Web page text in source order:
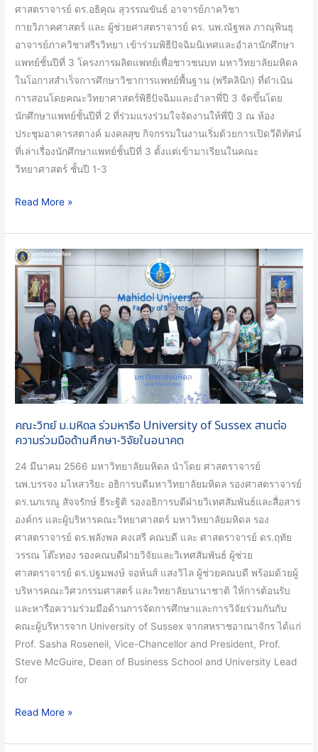
ศาสตราจารย์ ดร.อธิคุณ สุวรรณขันธ์ อาจารย์ภาควิชา
กายวิภาคศาสตร์ และ ผู้ช่วยศาสตราจารย์ ดร. นพ.ณัฐพล ภาณุพินธุ
อาจารย์ภาควิชาสรีรวิทยา เข้าร่วมพิธีปัจฉิมนิเทศและอำลานักศึกษา
แพทย์ชั้นปีที่ 3 โครงการผลิตแพทย์เพื่อชาวชนบท มหาวิทยาลัยมหิดล
ในโอกาสสำเร็จการศึกษาวิชาการแพทย์พื้นฐาน (พรีคลินิก) ที่ดำเนิน
การสอนโดยคณะวิทยาศาสตร์พิธีปัจฉิมและอำลาพี่ปี 3 จัดขึ้นโดย
นักศึกษาแพทย์ชั้นปีที่ 2 ที่ร่วมแรงร่วมใจจัดงานให้พี่ปี 3 ณ ห้อง
ประชุมอาคารสตางค์ มงคลสุข กิจกรรมในงานเริ่มด้วยการเปิดวีดิทัศน์
ที่เล่าเรื่องนักศึกษาแพทย์ชั้นปีที่ 3 ตั้งแต่เข้ามาเรียนในคณะ
วิทยาศาสตร์ ชั้นปี 1-3
ชั้น
ปี
ที่
3
ใน
โอกาส
สำเร็จ
การ
ศึกษา
วิชาการ
(พรี
คลินิก)
ดำเนิน
โดย
คณะ
วิทยาศาสตร์
ม.มหิดล
Read More »
คณะวิทย์ ม.มหิดล ร่วมหารือ University of Sussex สานต่อ
ความร่วมมือด้านศึกษา-วิจัยในอนาคต
24 มีนาคม 2566 มหาวิทยาลัยมหิดล นำโดย ศาสตราจารย์
นพ.บรรจง มไหสวริยะ อธิการบดีมหาวิทยาลัยมหิดล รองศาสตราจารย์
ดร.นภเรณู สัจจรักษ์ ธีระฐิติ รองอธิการบดีฝ่ายวิเทศสัมพันธ์และสื่อสาร
องค์กร และผู้บริหารคณะวิทยาศาสตร์ มหาวิทยาลัยมหิดล รอง
ศาสตราจารย์ ดร.พลังพล คงเสรี คณบดี และ ศาสตราจารย์ ดร.ฤทัย
วรรณ โต๊ะทอง รองคณบดีฝ่ายวิจัยและวิเทศสัมพันธ์ ผู้ช่วย
ศาสตราจารย์ ดร.ปฐมพงษ์ จอห์นส์ แสงวิไล ผู้ช่วยคณบดี พร้อมด้วยผู้
บริหารคณะวิศวกรรมศาสตร์ และวิทยาลัยนานาชาติ ให้การต้อนรับ
และหารือความร่วมมือด้านการจัดการศึกษาและการวิจัยร่วมกันกับ
คณะผู้บริหารจาก University of Sussex จากสหราชอาณาจักร ได้แก่
Prof. Sasha Roseneil, Vice-Chancellor and President, Prof.
Steve McGuire, Dean of Business School and University Lead
for
คณะ
วิทย์
ม.มหิดล
ร่วม
หารือ
University
of
Sussex
สาน
มือ
ด้าน
ศึกษา-
วิจัย
ใน
อนาคต
Read More »